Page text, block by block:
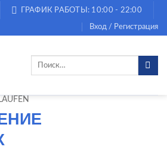
ГРАФИК РАБОТЫ: 10:00 - 22:00
Вход / Регистрация
Искать: